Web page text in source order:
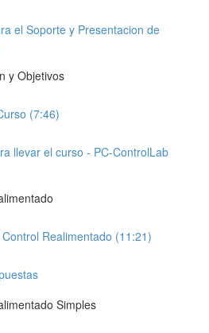
el Soporte y Presentacion de
y Objetivos
(7:46)
llevar el curso - PC-ControlLab
Realimentado (11:21)
Simples